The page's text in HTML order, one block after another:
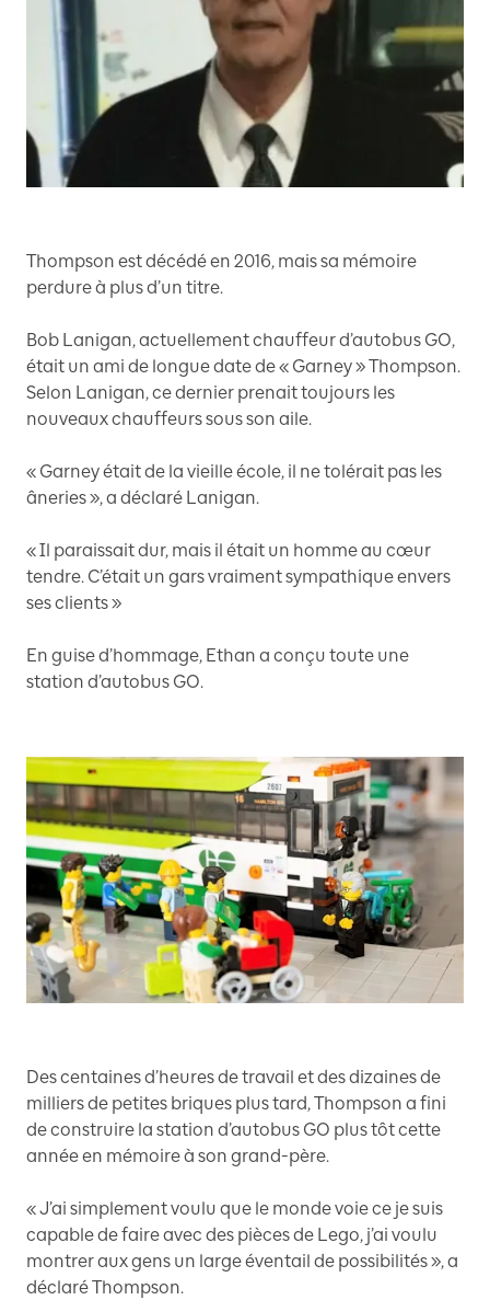
Thompson est décédé en 2016, mais sa mémoire
perdure à plus d’un titre.
Bob Lanigan, actuellement chauffeur d’autobus GO,
était un ami de longue date de « Garney » Thompson.
Selon Lanigan, ce dernier prenait toujours les
nouveaux chauffeurs sous son aile.
« Garney était de la vieille école, il ne tolérait pas les
âneries », a déclaré Lanigan.
« Il paraissait dur, mais il était un homme au cœur
tendre. C’était un gars vraiment sympathique envers
ses clients »
En guise d’hommage, Ethan a conçu toute une
station d’autobus GO.
Des centaines d’heures de travail et des dizaines de
milliers de petites briques plus tard, Thompson a fini
de construire la station d’autobus GO plus tôt cette
année en mémoire à son grand-père.
« J’ai simplement voulu que le monde voie ce je suis
capable de faire avec des pièces de Lego, j’ai voulu
montrer aux gens un large éventail de possibilités », a
déclaré Thompson.